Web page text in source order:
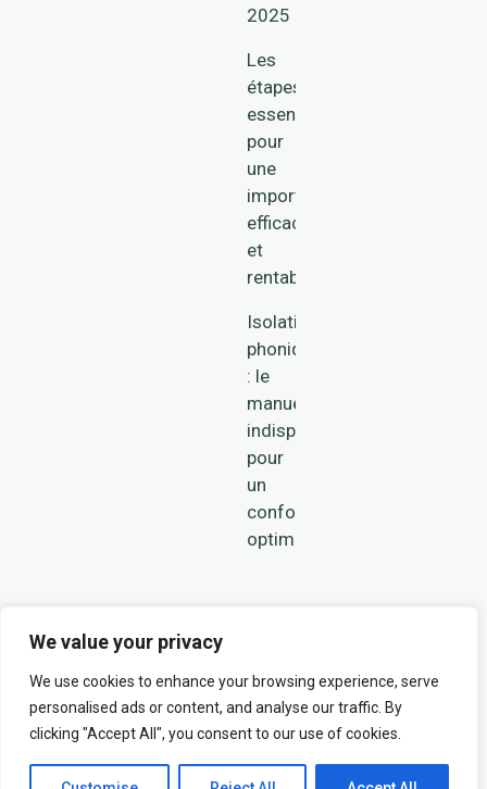
We value your privacy
We use cookies to enhance your browsing experience, serve
personalised ads or content, and analyse our traffic. By
clicking "Accept All", you consent to our use of cookies.
2025
Les
étapes
essentielles
pour
une
importation
efficace
et
rentable
Isolation
phonique
: le
manuel
indispensable
pour
un
confort
optimal
RESERVED.
POLITIQUE DE CONFIDENTIALITÉ
MENTIONS LÉGALES